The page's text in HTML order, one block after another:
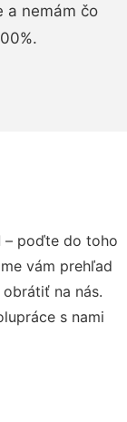
a nemám čo
– poďte do toho
vám prehľad
na nás.
s nami